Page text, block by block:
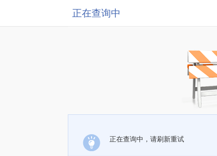
正在查询中
正在查询中，请刷新重试